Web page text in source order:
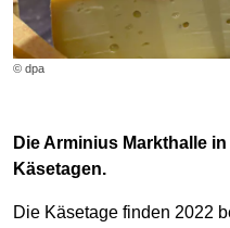
© dpa
Die Arminius Markthalle
Käsetagen.
Die Käsetage finden 2022